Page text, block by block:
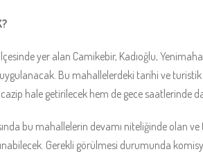
yer alan Camikebir, Kadıoğlu,
Bu mahallelerdeki tarihi ve
hale getirilecek hem de gece saatlerinde
bu mahallelerin devamı niteliğinde olan
Gerekli görülmesi durumunda